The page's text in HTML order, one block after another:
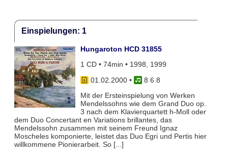
Einspielungen: 1
Hungaroton HCD 31855
1 CD • 74min • 1998, 1999
01.02.2000•
8 6 8
Mit der Ersteinspielung von Werken
Mendelssohns wie dem Grand Duo op.
3 nach dem Klavierquartett h-Moll oder
dem Duo Concertant en Variations brillantes, das
Mendelssohn zusammen mit seinem Freund Ignaz
Moscheles komponierte, leistet das Duo Egri und Pertis hier
willkommene Pionierarbeit. So [...]